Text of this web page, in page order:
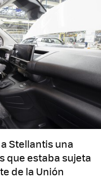
a Stellantis una
que estaba sujeta
de la Unión